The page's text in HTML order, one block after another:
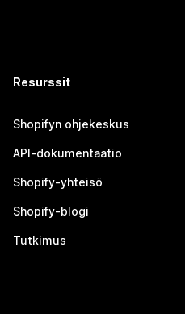
Resurssit
Shopifyn ohjekeskus
API-dokumentaatio
Shopify-yhteisö
Shopify-blogi
Tutkimus